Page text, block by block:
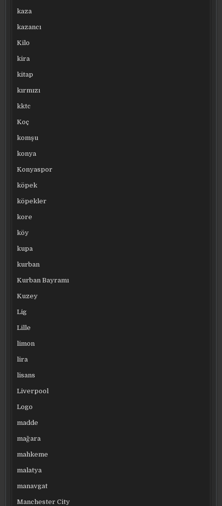
kaza
kazancı
Kilo
kira
kitap
kırmızı
kktc
Koç
komşu
konya
Konyaspor
köpek
köpekler
kore
köy
kupa
kurban
Kurban Bayramı
Kuzey
Lig
Lille
limon
lira
lisans
Liverpool
Logo
madde
mağara
mahkeme
malatya
manavgat
Manchester City